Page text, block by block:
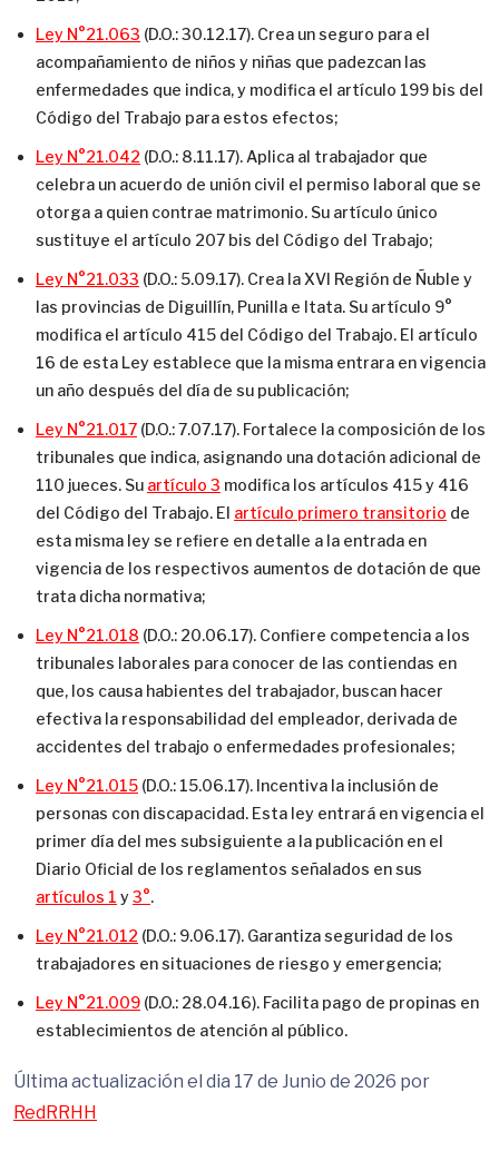
Ley N°21.063 (D.O.: 30.12.17). Crea un seguro para el
acompañamiento de niños y niñas que padezcan las
enfermedades que indica, y modifica el artículo 199 bis del
Código del Trabajo para estos efectos;
Ley N°21.042 (D.O.: 8.11.17). Aplica al trabajador que
celebra un acuerdo de unión civil el permiso laboral que se
otorga a quien contrae matrimonio. Su artículo único
sustituye el artículo 207 bis del Código del Trabajo;
Ley N°21.033 (D.O.: 5.09.17). Crea la XVI Región de Ñuble y
las provincias de Diguillín, Punilla e Itata. Su artículo 9°
modifica el artículo 415 del Código del Trabajo. El artículo
16 de esta Ley establece que la misma entrara en vigencia
un año después del día de su publicación;
Ley N°21.017 (D.O.: 7.07.17). Fortalece la composición de los
tribunales que indica, asignando una dotación adicional de
110 jueces. Su artículo 3 modifica los artículos 415 y 416
del Código del Trabajo. El artículo primero transitorio de
esta misma ley se refiere en detalle a la entrada en
vigencia de los respectivos aumentos de dotación de que
trata dicha normativa;
Ley N°21.018 (D.O.: 20.06.17). Confiere competencia a los
tribunales laborales para conocer de las contiendas en
que, los causa habientes del trabajador, buscan hacer
efectiva la responsabilidad del empleador, derivada de
accidentes del trabajo o enfermedades profesionales;
Ley N°21.015 (D.O.: 15.06.17). Incentiva la inclusión de
personas con discapacidad. Esta ley entrará en vigencia el
primer día del mes subsiguiente a la publicación en el
Diario Oficial de los reglamentos señalados en sus
artículos 1 y 3°.
Ley N°21.012 (D.O.: 9.06.17). Garantiza seguridad de los
trabajadores en situaciones de riesgo y emergencia;
Ley N°21.009 (D.O.: 28.04.16). Facilita pago de propinas en
establecimientos de atención al público.
Última actualización el dia 17 de Junio de 2026 por
RedRRHH